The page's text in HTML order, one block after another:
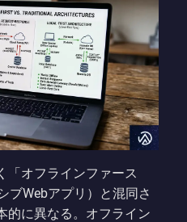
「オフラインファース
ブWebアプリ）と混同さ
的に異なる。オフライン